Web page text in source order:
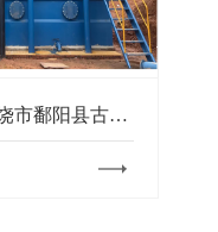
江西省上饶市鄱阳县古县渡镇古南民华自来水厂项目